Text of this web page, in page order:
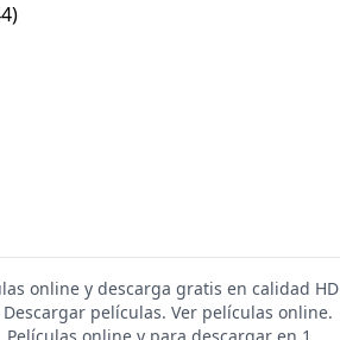
online y descarga gratis en calidad HD
películas. Ver películas online.